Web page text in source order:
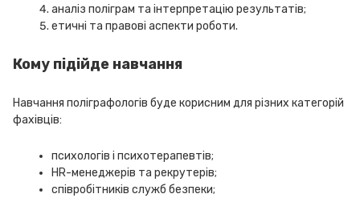
аналіз поліграм та інтерпретацію результатів;
етичні та правові аспекти роботи.
Кому підійде навчання
Навчання поліграфологів буде корисним для різних категорій
фахівців:
психологів і психотерапевтів;
HR-менеджерів та рекрутерів;
співробітників служб безпеки;